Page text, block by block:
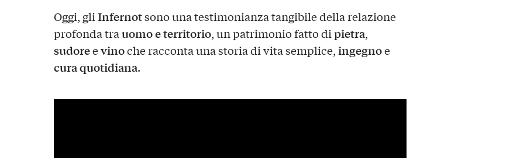
Oggi, gliInfernotsono una testimonianza tangibile della relazione
profonda trauomo e territorio, un patrimonio fatto dipietra,
sudoreevinoche racconta una storia di vita semplice,ingegnoe
cura quotidiana.